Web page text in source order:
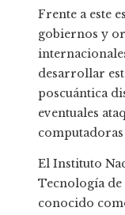
Frente a este
gobiernos y
desarrollar
poscuántica
eventuales
computadoras
El Instituto
Tecnología de
conocido